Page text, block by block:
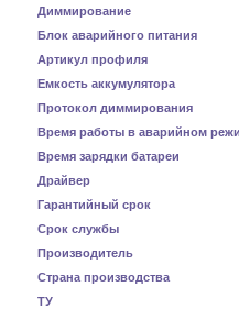
Диммирование
Блок аварийного питания
Артикул профиля
Емкость аккумулятора
Протокол диммирования
Время работы в аварийном
Время зарядки батареи
Драйвер
Гарантийный срок
Срок службы
Производитель
Страна производства
ТУ